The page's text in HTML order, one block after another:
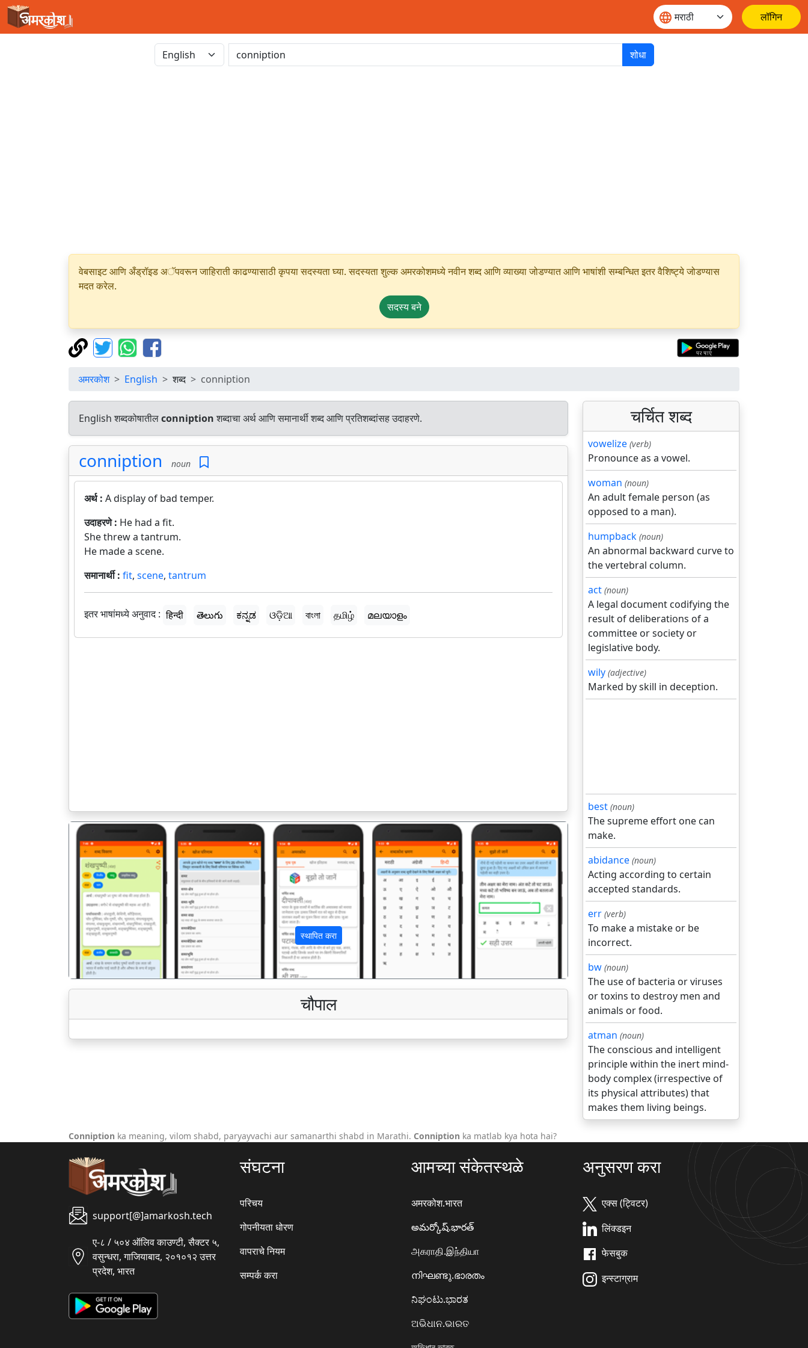
लॉगिन
शोधा
वेबसाइट आणि अँड्रॉइड अॅपवरून जाहिराती काढण्यासाठी कृपया सदस्यता घ्या. सदस्यता शुल्क अमरकोशमध्ये नवीन शब्द आणि व्याख्या जोडण्यात आणि भाषांशी सम्बन्धित इतर वैशिष्ट्ये जोडण्यास
मदत करेल.
सदस्य बने
अमरकोश English शब्द conniption
English शब्दकोषातीलconniptionशब्दाचा अर्थ आणि समानार्थी शब्द आणि प्रतिशब्दांसह उदाहरणे.
conniption noun
अर्थ : A display of bad temper.
उदाहरणे : He had a fit.
She threw a tantrum.
He made a scene.
समानार्थी : fit, scene, tantrum
इतर भाषांमध्ये अनुवाद : हिन्दी తెలుగు ಕನ್ನಡ ଓଡ଼ିଆ বাংলা தமிழ் മലയാളം
स्थापित करा
पिछला अगला
चौपाल
चर्चित शब्द
vowelize (verb)
Pronounce as a vowel.
woman (noun)
An adult female person (as
opposed to a man).
humpback (noun)
An abnormal backward curve to
the vertebral column.
act (noun)
A legal document codifying the
result of deliberations of a
committee or society or
legislative body.
wily (adjective)
Marked by skill in deception.
best (noun)
The supreme effort one can
make.
abidance (noun)
Acting according to certain
accepted standards.
err (verb)
To make a mistake or be
incorrect.
bw (noun)
The use of bacteria or viruses
or toxins to destroy men and
animals or food.
atman (noun)
The conscious and intelligent
principle within the inert mind-
body complex (irrespective of
its physical attributes) that
makes them living beings.
Conniption ka meaning, vilom shabd, paryayvachi aur samanarthi shabd in Marathi. Conniption ka matlab kya hota hai?
support[@]amarkosh.tech
ए-८ / ५०४ ऑलिव काउण्टी, सैक्टर ५,
वसुन्धरा, गाजियाबाद, २०१०१२ उत्तर
प्रदेश, भारत
संघटना
परिचय
गोपनीयता धोरण
वापराचे नियम
सम्पर्क करा
आमच्या संकेतस्थळे
अमरकोश.भारत
అమర్కోష్.భారత్
அகராதி.இந்தியா
നിഘണ്ടു.ഭാരതം
ನಿಘಂಟು.ಭಾರತ
ଅଭିଧାନ.ଭାରତ
अनुसरण करा
एक्स (ट्विटर)
लिंक्डइन
फेसबुक
इन्स्टाग्राम